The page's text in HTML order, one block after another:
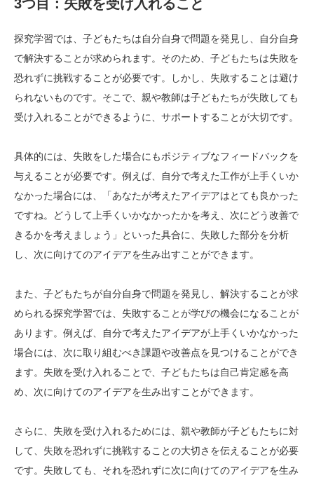
3つ目：失敗を受け入れること
探究学習では、子どもたちは自分自身で問題を発見し、自分自身
で解決することが求められます。そのため、子どもたちは失敗を
恐れずに挑戦することが必要です。しかし、失敗することは避け
られないものです。そこで、親や教師は子どもたちが失敗しても
受け入れることができるように、サポートすることが大切です。
具体的には、失敗をした場合にもポジティブなフィードバックを
与えることが必要です。例えば、自分で考えた工作が上手くいか
なかった場合には、「あなたが考えたアイデアはとても良かった
ですね。どうして上手くいかなかったかを考え、次にどう改善で
きるかを考えましょう」といった具合に、失敗した部分を分析
し、次に向けてのアイデアを生み出すことができます。
また、子どもたちが自分自身で問題を発見し、解決することが求
められる探究学習では、失敗することが学びの機会になることが
あります。例えば、自分で考えたアイデアが上手くいかなかった
場合には、次に取り組むべき課題や改善点を見つけることができ
ます。失敗を受け入れることで、子どもたちは自己肯定感を高
め、次に向けてのアイデアを生み出すことができます。
さらに、失敗を受け入れるためには、親や教師が子どもたちに対
して、失敗を恐れずに挑戦することの大切さを伝えることが必要
です。失敗しても、それを恐れずに次に向けてのアイデアを生み